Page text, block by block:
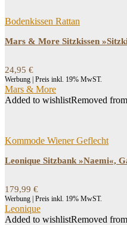
Bodenkissen Rattan
Mars & More Sitzkissen
24,95 €
Werbung | Preis inkl. 19% MwST.
Mars & More
Added to wishlistRemoved
Kommode Wiener Geflecht
Leonique Sitzbank »Naemi«,
179,99 €
Werbung | Preis inkl. 19% MwST.
Leonique
Added to wishlistRemoved